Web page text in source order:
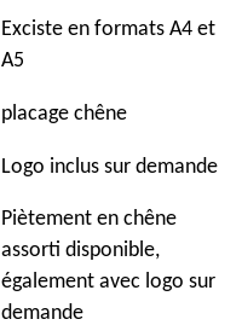
Exciste en formats A4 et
A5
placage chêne
Logo inclus sur demande
Piètement en chêne
assorti disponible,
également avec logo sur
demande